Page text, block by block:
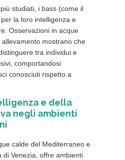
studiati, i bass (come il
la loro intelligenza e
Osservazioni in acque
mostrano che
tra individui e
comportandosi
conosciuti rispetto a
e della
negli ambienti
calde del Mediterraneo e
di Venezia, offre ambienti